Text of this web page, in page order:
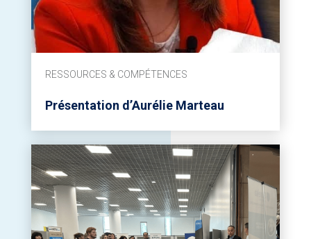
RESSOURCES & COMPÉTENCES
Présentation d’Aurélie Marteau